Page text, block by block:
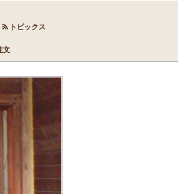
トピックス
文